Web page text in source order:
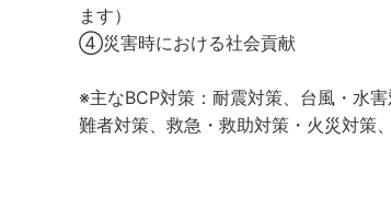
ます）
④災害時における社会貢献
※主なBCP対策：耐震対策、台風・水
難者対策、救急・救助対策・火災対策